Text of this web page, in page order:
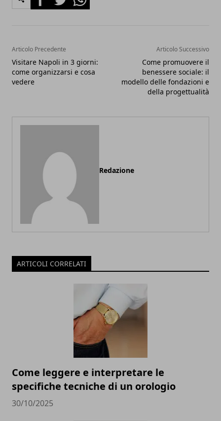
Articolo Precedente
Visitare Napoli in 3 giorni:
come organizzarsi e cosa
vedere
Articolo Successivo
Come promuovere il
benessere sociale: il
modello delle fondazioni e
della progettualità
Redazione
ARTICOLI CORRELATI
Come leggere e interpretare le
specifiche tecniche di un orologio
30/10/2025